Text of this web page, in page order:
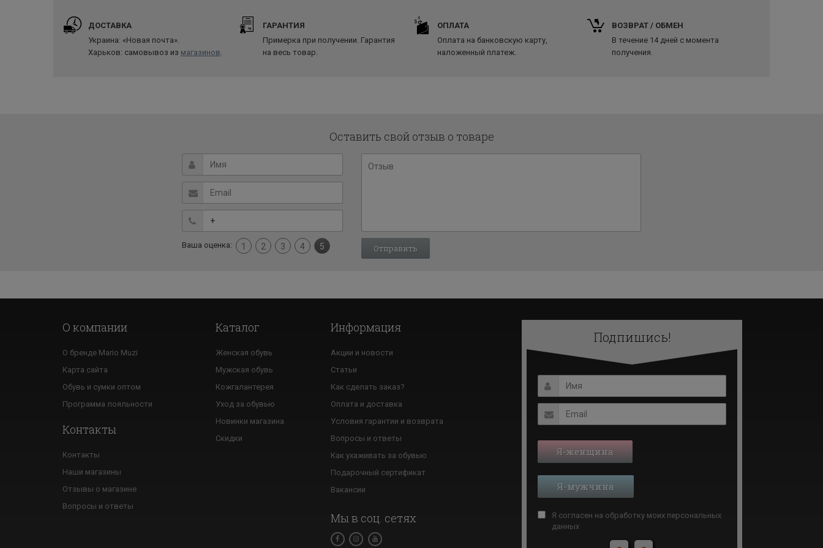
ДОСТАВКА
Украина: «Новая почта».
Харьков: самовывоз из магазинов.
ГАРАНТИЯ
Примерка при получении. Гарантия
на весь товар.
ОПЛАТА
Оплата на банковскую карту,
наложенный платеж.
ВОЗВРАТ / ОБМЕН
В течение 14 дней с момента
получения.
Оставить свой отзыв о товаре
Ваша оценка: 1 2 3 4 5
О компании
О бренде Mario Muzi
Карта сайта
Обувь и сумки оптом
Программа лояльности
Контакты
Контакты
Наши магазины
Отзывы о магазине
Вопросы и ответы
Каталог
Женская обувь
Мужская обувь
Кожгалантерея
Уход за обувью
Новинки магазина
Скидки
Информация
Акции и новости
Статьи
Как сделать заказ?
Оплата и доставка
Условия гарантии и возврата
Вопросы и ответы
Как ухаживать за обувью
Подарочный сертификат
Вакансии
Мы в соц. сетях
Подпишись!
Я-женщина
Я-мужчина
Я согласен на обработку моих персональных
данных